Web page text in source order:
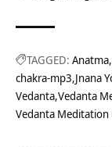
TAGGED: Anatma
chakra-mp3 Jnana
Vedanta Vedanta
Vedanta Meditation